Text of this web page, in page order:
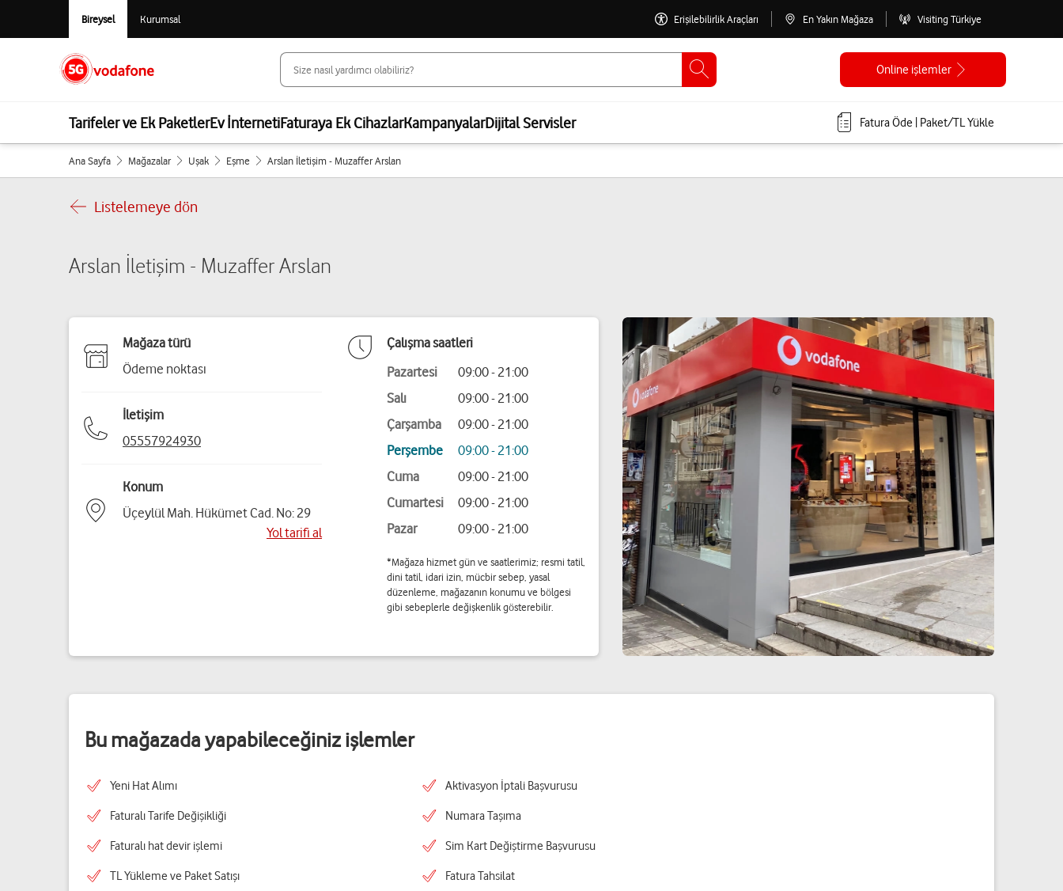
Bireysel Kurumsal Erişilebilirlik Araçları En Yakın Mağaza Visiting Türkiye
Online işlemler
Tarifeler ve Ek PaketlerEv İnternetiFaturaya Ek CihazlarKampanyalarDijital Servisler Fatura Öde | Paket/TL Yükle
Ana Sayfa Mağazalar Uşak Eşme Arslan İletişim - Muzaffer Arslan
Listelemeye dön
Arslan İletişim - Muzaffer Arslan
Mağaza türü
Ödeme noktası
İletişim
05557924930
Konum
Üçeylül Mah. Hükümet Cad. No: 29
Yol tarifi al
Çalışma saatleri
Pazartesi
09:00 - 21:00
Salı
09:00 - 21:00
Çarşamba
09:00 - 21:00
Perşembe
09:00 - 21:00
Cuma
09:00 - 21:00
Cumartesi
09:00 - 21:00
Pazar
09:00 - 21:00
*Mağaza hizmet gün ve saatlerimiz; resmi tatil,
dini tatil, idari izin, mücbir sebep, yasal
düzenleme, mağazanın konumu ve bölgesi
gibi sebeplerle değişkenlik gösterebilir.
Bu mağazada yapabileceğiniz işlemler
Yeni Hat Alımı Aktivasyon İptali Başvurusu
Faturalı Tarife Değişikliği Numara Taşıma
Faturalı hat devir işlemi Sim Kart Değiştirme Başvurusu
TL Yükleme ve Paket Satışı Fatura Tahsilat